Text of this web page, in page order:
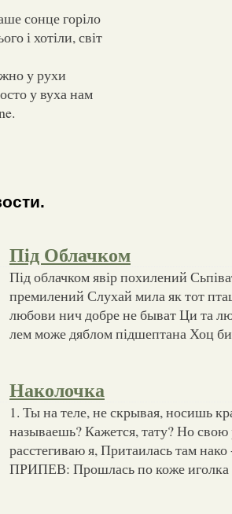
сонце горіло
і хотіли, світ
у рухи
у вуха нам
Під Облачком
Під облачком явір похилений
премилений Слухай мила як тот
любови нич добре не быват Ци та
лем може дяблом підшептана Хоц
Наколочка
1. Ты на теле, не скрывая, носишь
называешь? Кажется, тату? Но
расстегиваю я, Притаилась там
ПРИПЕВ: Прошлась по коже иголка